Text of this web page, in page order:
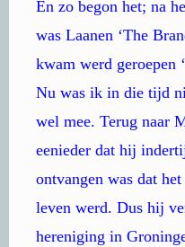
En zo begon het; na
was Laanen ‘The
kwam werd geroepen
Nu was ik in die tijd
wel mee. Terug naar
eenieder dat hij
ontvangen was dat
leven werd. Dus hij
hereniging in